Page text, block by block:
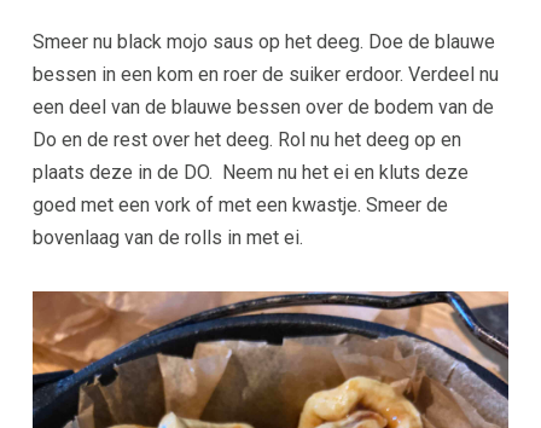
Smeer nu black mojo saus op het deeg. Doe de blauwe
bessen in een kom en roer de suiker erdoor. Verdeel nu
een deel van de blauwe bessen over de bodem van de
Do en de rest over het deeg. Rol nu het deeg op en
plaats deze in de DO. Neem nu het ei en kluts deze
goed met een vork of met een kwastje. Smeer de
bovenlaag van de rolls in met ei.